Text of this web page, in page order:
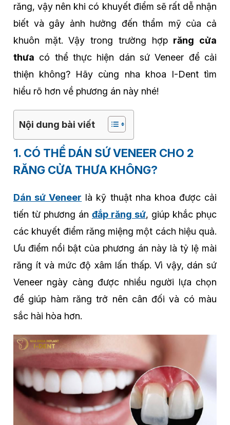
răng, vậy nên khi có khuyết điểm sẽ rất dễ nhận
biết và gây ảnh hưởng đến thẩm mỹ của cả
khuôn mặt. Vậy trong trường hợp răng cửa
thưa có thể thực hiện dán sứ Veneer để cải
thiện không? Hãy cùng nha khoa I-Dent tìm
hiểu rõ hơn về phương án này nhé!
Nội dung bài viết
1. CÓ THỂ DÁN SỨ VENEER CHO 2
RĂNG CỬA THƯA KHÔNG?
Dán sứ Veneer là kỹ thuật nha khoa được cải
tiến từ phương án đắp răng sứ, giúp khắc phục
các khuyết điểm răng miệng một cách hiệu quả.
Ưu điểm nổi bật của phương án này là tỷ lệ mài
răng ít và mức độ xâm lấn thấp. Vì vậy, dán sứ
Veneer ngày càng được nhiều người lựa chọn
để giúp hàm răng trở nên cân đối và có màu
sắc hài hòa hơn.